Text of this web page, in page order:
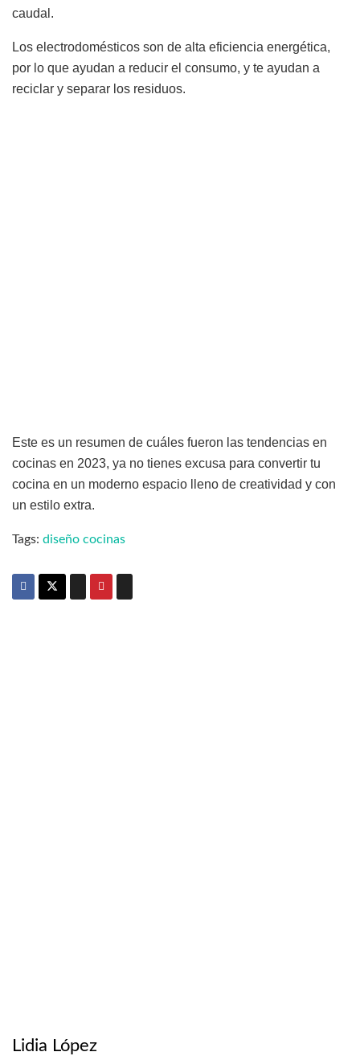
caudal.
Los electrodomésticos son de alta eficiencia energética,
por lo que ayudan a reducir el consumo, y te ayudan a
reciclar y separar los residuos.
Este es un resumen de cuáles fueron las tendencias en
cocinas en 2023, ya no tienes excusa para convertir tu
cocina en un moderno espacio lleno de creatividad y con
un estilo extra.
Tags: diseño cocinas
Lidia López